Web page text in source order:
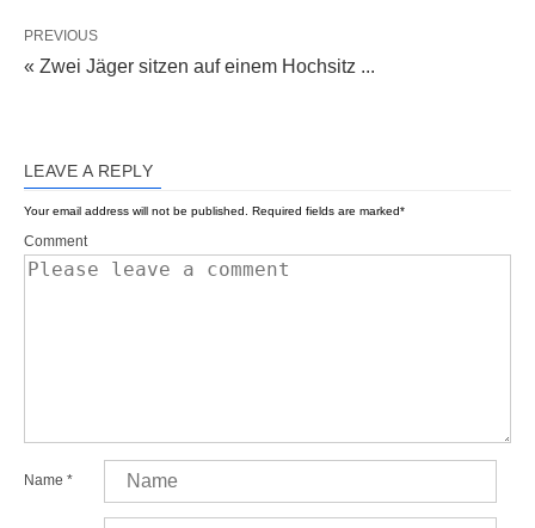
PREVIOUS
« Zwei Jäger sitzen auf einem Hochsitz ...
LEAVE A REPLY
Your email address will not be published. Required fields are marked*
Comment
Name *